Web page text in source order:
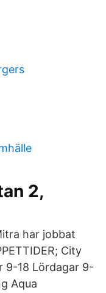
2,
har jobbat
City
9-18 Lördagar 9-
Aqua